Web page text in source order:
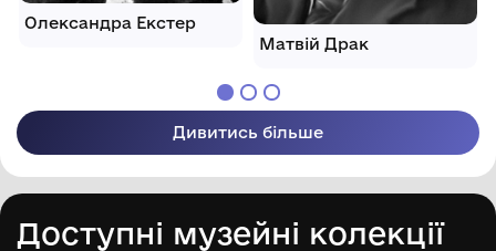
Олександра Екстер
Матвій Драк
Дивитись більше
Доступні музейні колекції